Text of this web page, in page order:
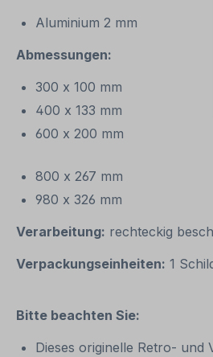
Aluminium 2 mm
Abmessungen:
300 x 100 mm
400 x 133 mm
600 x 200 mm
800 x 267 mm
980 x 326 mm
Verarbeitung: rechteckig
Verpackungseinheiten: 1
Bitte beachten Sie:
Dieses originelle Retro- und